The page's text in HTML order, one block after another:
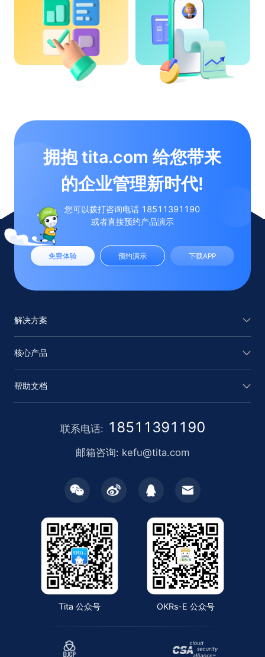
拥抱 tita.com 给您带来
的企业管理新时代!
您可以拨打咨询电话 18511391190
或者直接预约产品演示
免费体验 预约演示 下载APP
解决方案
核心产品
帮助文档
联系电话: 18511391190
邮箱咨询: kefu@tita.com
Tita 公众号 OKRs-E 公众号